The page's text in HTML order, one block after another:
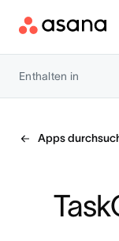
Enthalten in
Apps